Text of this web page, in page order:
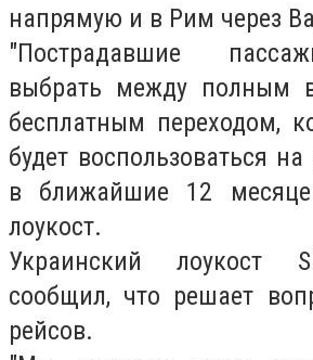
напрямую и в Рим через
"Пострадавшие
выбрать между полным
бесплатным переходом,
будет воспользоваться
в ближайшие 12
лоукост.
Украинский лоукост
сообщил, что решает
рейсов.